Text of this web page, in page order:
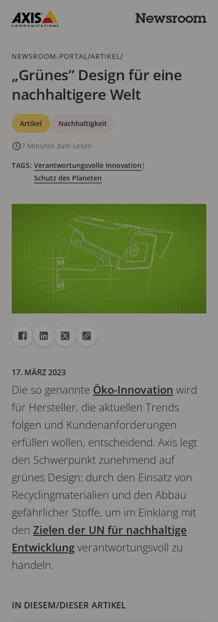
Hauptinhalt
springen
Newsroom
Breadcrumb
NEWSROOM-PORTAL /ARTIKEL /
„Grünes” Design für eine
nachhaltigere Welt
Kategorien
Artikel Nachhaltigkeit
7 Minuten zum Lesen
TAGS: Verantwortungsvolle Innovation |
Schutz des Planeten
Freigabe
Teilen auf Facebook
Teilen auf Linkedin
Teilen auf XURL in die Zwischenablage kopieren
17. MÄRZ 2023
Die so genannte Öko-Innovation wird
für Hersteller, die aktuellen Trends
folgen und Kundenanforderungen
erfüllen wollen, entscheidend. Axis legt
den Schwerpunkt zunehmend auf
grünes Design: durch den Einsatz von
Recyclingmaterialien und den Abbau
gefährlicher Stoffe, um im Einklang mit
den Zielen der UN für nachhaltige
Entwicklung verantwortungsvoll zu
handeln.
IN DIESEM/DIESER ARTIKEL